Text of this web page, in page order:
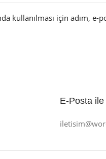
kullanılması için adım,
E-Posta